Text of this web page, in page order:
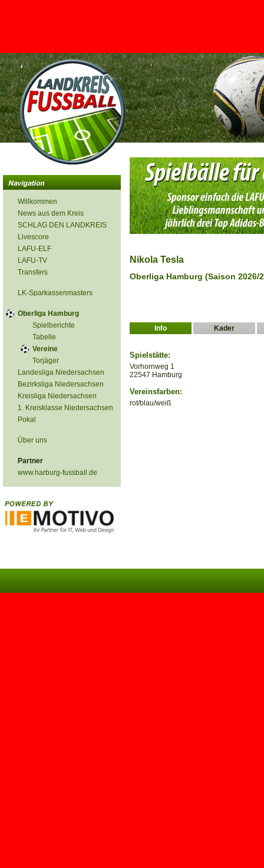
<
Willkommen
News aus dem Kreis
SCHLAG DEN LANDKREIS
Livescore
LAFU-ELF
LAFU-TV
Transfers
LK-Sparkassenmasters
Oberliga Hamburg
Spielberichte
Tabelle
Vereine
Torjäger
Landesliga Niedersachsen
Bezirksliga Niedersachsen
Kreisliga Niedersachsen
1. Kreisklasse Niedersachsen
Pokal
Über uns
Partner
www.harburg-fussball.de
Nikola Tesla
Oberliga Hamburg (Saison 2026/
Info Kader
Spielstätte:
Vorhornweg 1
22547 Hamburg
Vereinsfarben:
rot/blau/weiß